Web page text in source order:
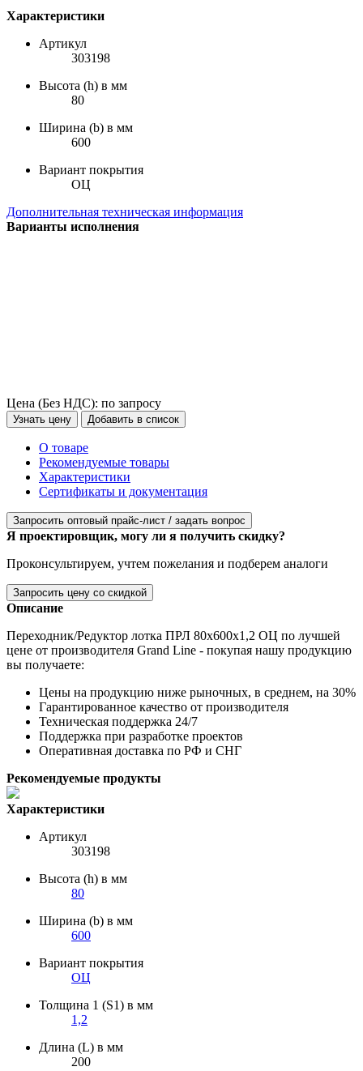
Характеристики
Артикул
303198
Высота (h) в мм
80
Ширина (b) в мм
600
Вариант покрытия
ОЦ
Дополнительная техническая информация
Варианты исполнения
Цена (Без НДС): по запросу
Узнать цену Добавить в список
О товаре
Рекомендуемые товары
Характеристики
Сертификаты и документация
Запросить оптовый прайс-лист / задать вопрос
Я проектировщик, могу ли я получить скидку?
Проконсультируем, учтем пожелания и подберем аналоги
Запросить цену со скидкой
Описание
Переходник/Редуктор лотка ПРЛ 80х600х1,2 ОЦ по лучшей
цене от производителя Grand Line - покупая нашу продукцию
вы получаете:
Цены на продукцию ниже рыночных, в среднем, на 30%
Гарантированное качество от производителя
Техническая поддержка 24/7
Поддержка при разработке проектов
Оперативная доставка по РФ и СНГ
Рекомендуемые продукты
Характеристики
Артикул
303198
Высота (h) в мм
80
Ширина (b) в мм
600
Вариант покрытия
ОЦ
Толщина 1 (S1) в мм
1,2
Длина (L) в мм
200